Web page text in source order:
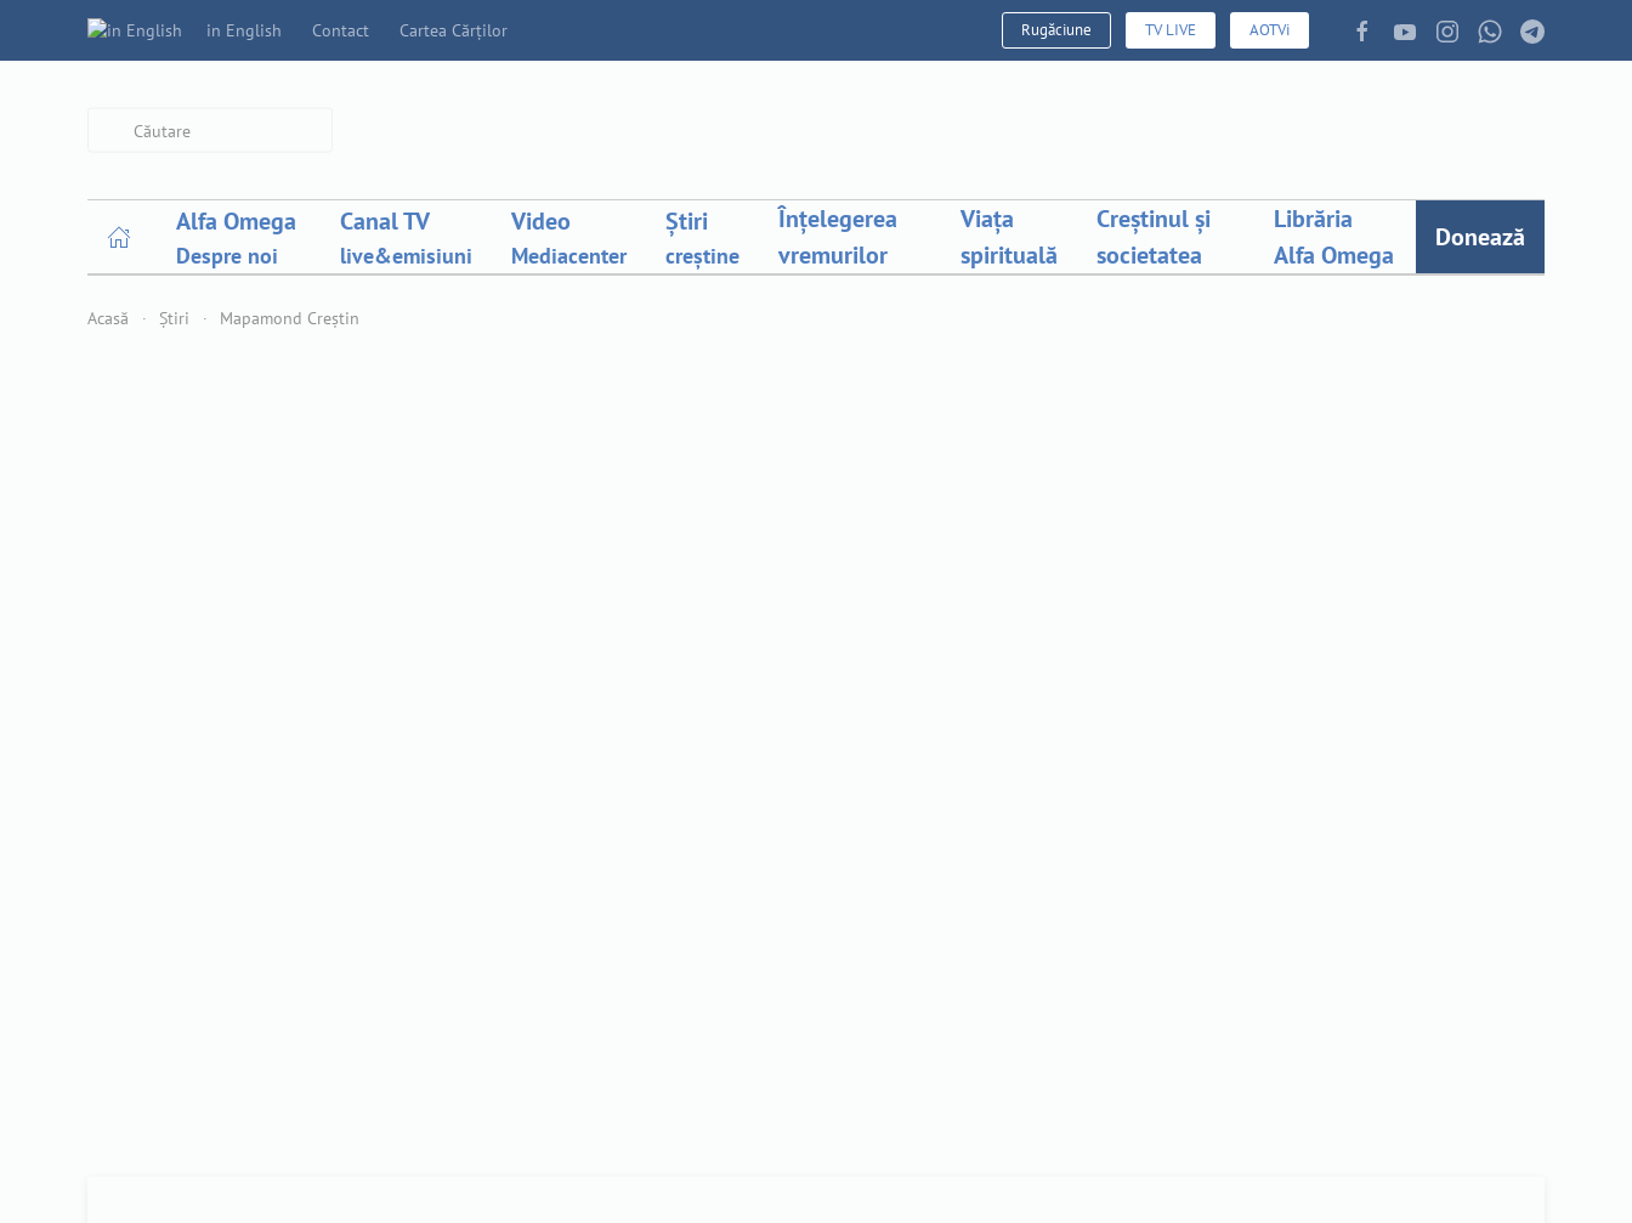
in English Contact Cartea Cărților Rugăciune TV LIVE AOTVi
Alfa Omega
Despre noi
Canal TV
live&emisiuni
Video
Mediacenter
Știri
creștine
Înțelegerea
vremurilor
Viața
spirituală
Creștinul și
societatea
Librăria
Alfa Omega
Donează
Acasă Știri Mapamond Creștin